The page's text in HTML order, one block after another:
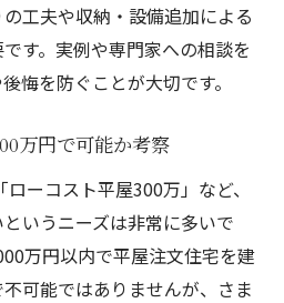
工夫や収納・設備追加による
す。実例や専門家への相談を
悔を防ぐことが大切です。
万円で可能か考察
ローコスト平屋300万」など、
いうニーズは非常に多いで
万円以内で平屋注文住宅を建
可能ではありませんが、さま